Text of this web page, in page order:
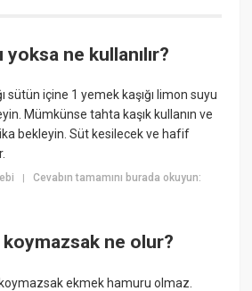
yoksa ne kullanılır?
sütün içine 1 yemek kaşığı limon suyu
Mümkünse tahta kaşık kullanın ve
bekleyin. Süt kesilecek ve hafif
|Cevabın tamamını burada okuyun:
koymazsak ne olur?
ekmek hamuru olmaz.